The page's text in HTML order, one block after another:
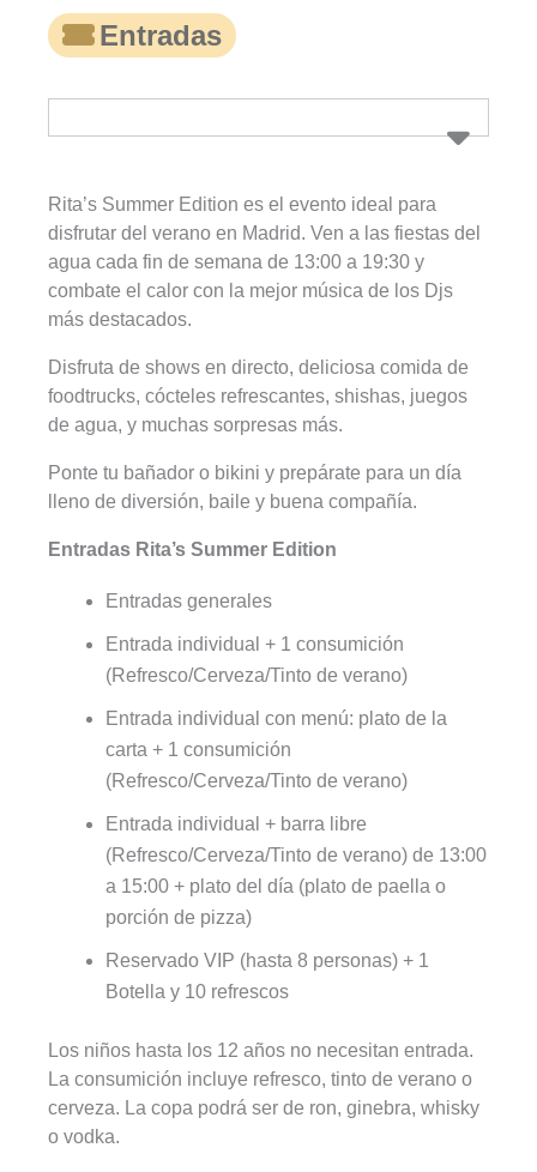
Entradas
Rita’s Summer Edition es el evento ideal para
disfrutar del verano en Madrid. Ven a las fiestas del
agua cada fin de semana de 13:00 a 19:30 y
combate el calor con la mejor música de los Djs
más destacados.
Disfruta de shows en directo, deliciosa comida de
foodtrucks, cócteles refrescantes, shishas, juegos
de agua, y muchas sorpresas más.
Ponte tu bañador o bikini y prepárate para un día
lleno de diversión, baile y buena compañía.
Entradas Rita’s Summer Edition
Entradas generales
Entrada individual + 1 consumición
(Refresco/Cerveza/Tinto de verano)
Entrada individual con menú: plato de la
carta + 1 consumición
(Refresco/Cerveza/Tinto de verano)
Entrada individual + barra libre
(Refresco/Cerveza/Tinto de verano) de 13:00
a 15:00 + plato del día (plato de paella o
porción de pizza)
Reservado VIP (hasta 8 personas) + 1
Botella y 10 refrescos
Los niños hasta los 12 años no necesitan entrada.
La consumición incluye refresco, tinto de verano o
cerveza. La copa podrá ser de ron, ginebra, whisky
o vodka.